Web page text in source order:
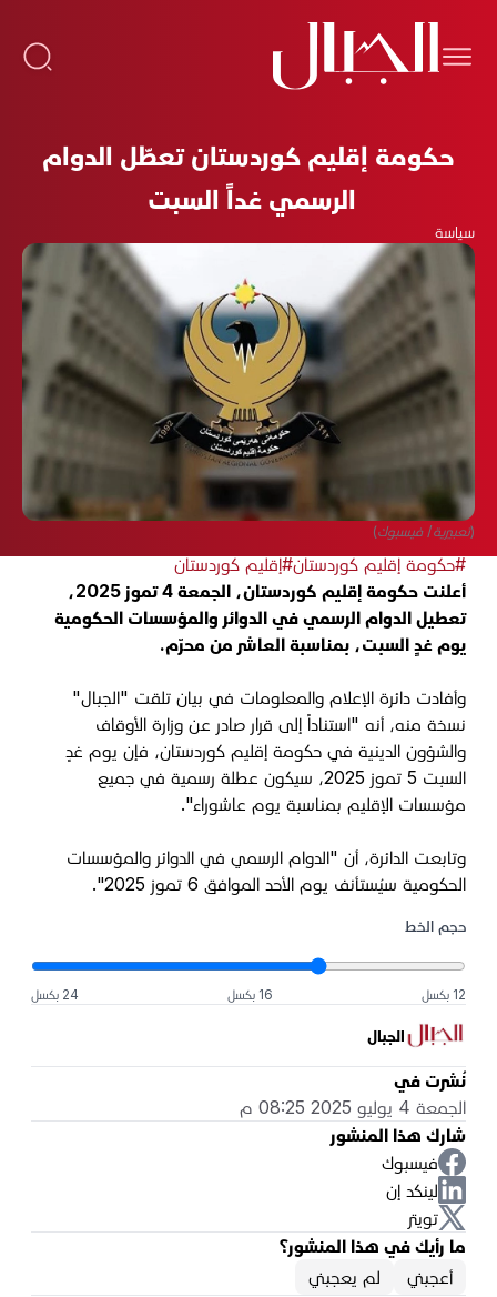
حكومة إقليم كوردستان تعطّل الدوام
الرسمي غداً السبت
سياسة
(تعبيرية/ فيسبوك)
#حكومة إقليم كوردستان#إقليم كوردستان
أعلنت حكومة إقليم كوردستان، الجمعة 4 تموز 2025،
تعطيل الدوام الرسمي في الدوائر والمؤسسات الحكومية
يوم غدٍ السبت، بمناسبة العاشر من محرّم.
وأفادت دائرة الإعلام والمعلومات في بيان تلقت "الجبال"
نسخة منه، أنه "استناداً إلى قرار صادر عن وزارة الأوقاف
والشؤون الدينية في حكومة إقليم كوردستان، فإن يوم غدٍ
السبت 5 تموز 2025، سيكون عطلة رسمية في جميع
مؤسسات الإقليم بمناسبة يوم عاشوراء".
وتابعت الدائرة، أن "الدوام الرسمي في الدوائر والمؤسسات
الحكومية سيُستأنف يوم الأحد الموافق 6 تموز 2025".
حجم الخط
12 بكسل 16 بكسل 24 بكسل
الجبال
نُشرت في
الجمعة 4 يوليو 2025 08:25 م
شارك هذا المنشور
فيسبوك
لينكد إن
تويتر
ما رأيك في هذا المنشور؟
أعجبني
لم يعجبني